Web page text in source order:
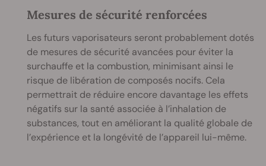
Mesures de sécurité renforcées
Les futurs vaporisateurs seront probablement dotés
de mesures de sécurité avancées pour éviter la
surchauffe et la combustion, minimisant ainsi le
risque de libération de composés nocifs. Cela
permettrait de réduire encore davantage les effets
négatifs sur la santé associée à l’inhalation de
substances, tout en améliorant la qualité globale de
l’expérience et la longévité de l’appareil lui-même.